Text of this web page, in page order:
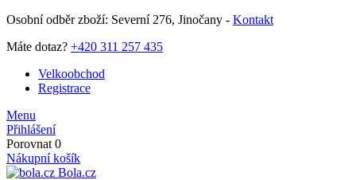
Osobní odběr zboží: Severní 276, Jinočany - Kontakt
Máte dotaz? +420 311 257 435
Velkoobchod
Registrace
Menu
Přihlášení
Porovnat 0
Nákupní košík
Bola.cz